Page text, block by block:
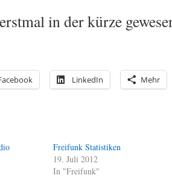
in der kürze
LinkedIn Mehr
Freifunk Statistiken
19. Juli 2012
In "Freifunk"